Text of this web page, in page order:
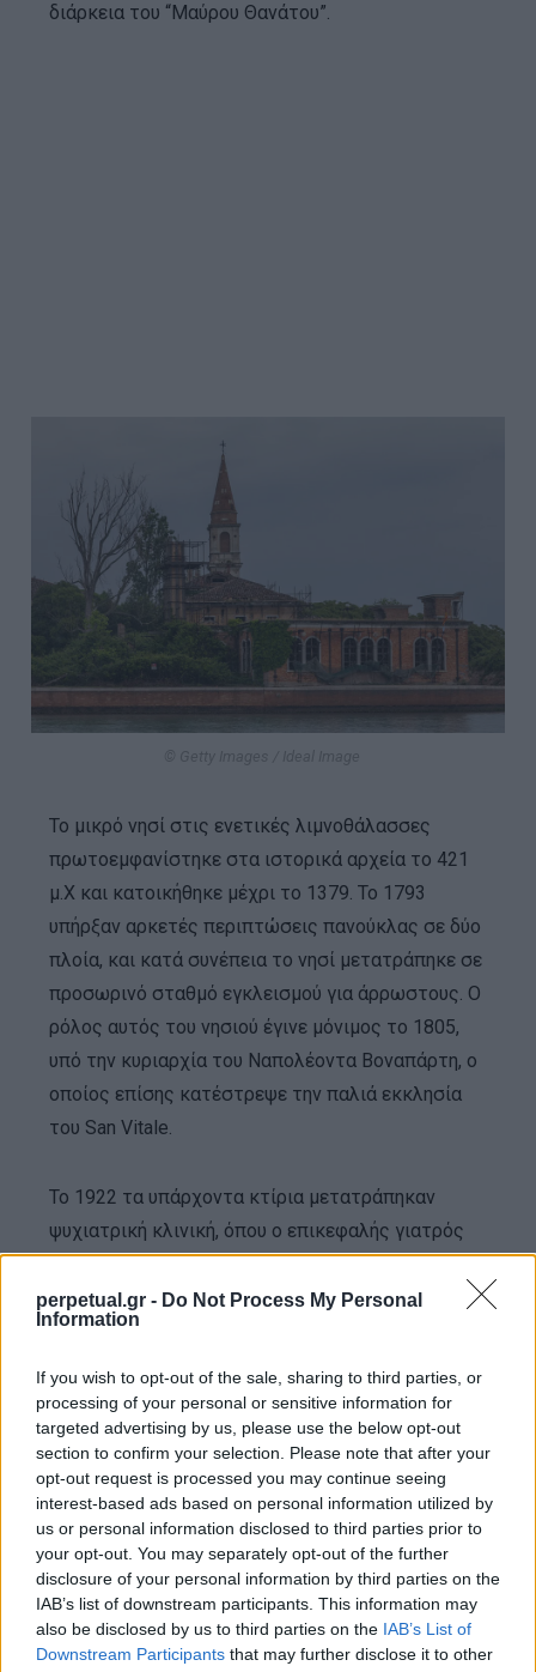
perpetual.gr - Do Not Process My Personal
Information
If you wish to opt-out of the sale, sharing to third parties, or
processing of your personal or sensitive information for
targeted advertising by us, please use the below opt-out
section to confirm your selection. Please note that after your
opt-out request is processed you may continue seeing
interest-based ads based on personal information utilized by
us or personal information disclosed to third parties prior to
your opt-out. You may separately opt-out of the further
disclosure of your personal information by third parties on the
IAB’s list of downstream participants. This information may
also be disclosed by us to third parties on the IAB’s List of
Downstream Participants that may further disclose it to other
διάρκεια του “Μαύρου Θανάτου”.
Το μικρό νησί στις ενετικές λιμνοθάλασσες
πρωτοεμφανίστηκε στα ιστορικά αρχεία το 421
μ.Χ και κατοικήθηκε μέχρι το 1379. Το 1793
υπήρξαν αρκετές περιπτώσεις πανούκλας σε δύο
πλοία, και κατά συνέπεια το νησί μετατράπηκε σε
προσωρινό σταθμό εγκλεισμού για άρρωστους. Ο
ρόλος αυτός του νησιού έγινε μόνιμος το 1805,
υπό την κυριαρχία του Ναπολέοντα Βοναπάρτη, ο
οποίος επίσης κατέστρεψε την παλιά εκκλησία
του San Vitale.
Το 1922 τα υπάρχοντα κτίρια μετατράπηκαν
ψυχιατρική κλινική, όπου ο επικεφαλής γιατρός
βασάνισε και σφαγίασε πολλούς ασθενείς του
πριν τρελαθεί και αυτοκτονήσει. Το ψυχιατρείο
έκλεισε το 1968 και έκτοτε το νησί είναι